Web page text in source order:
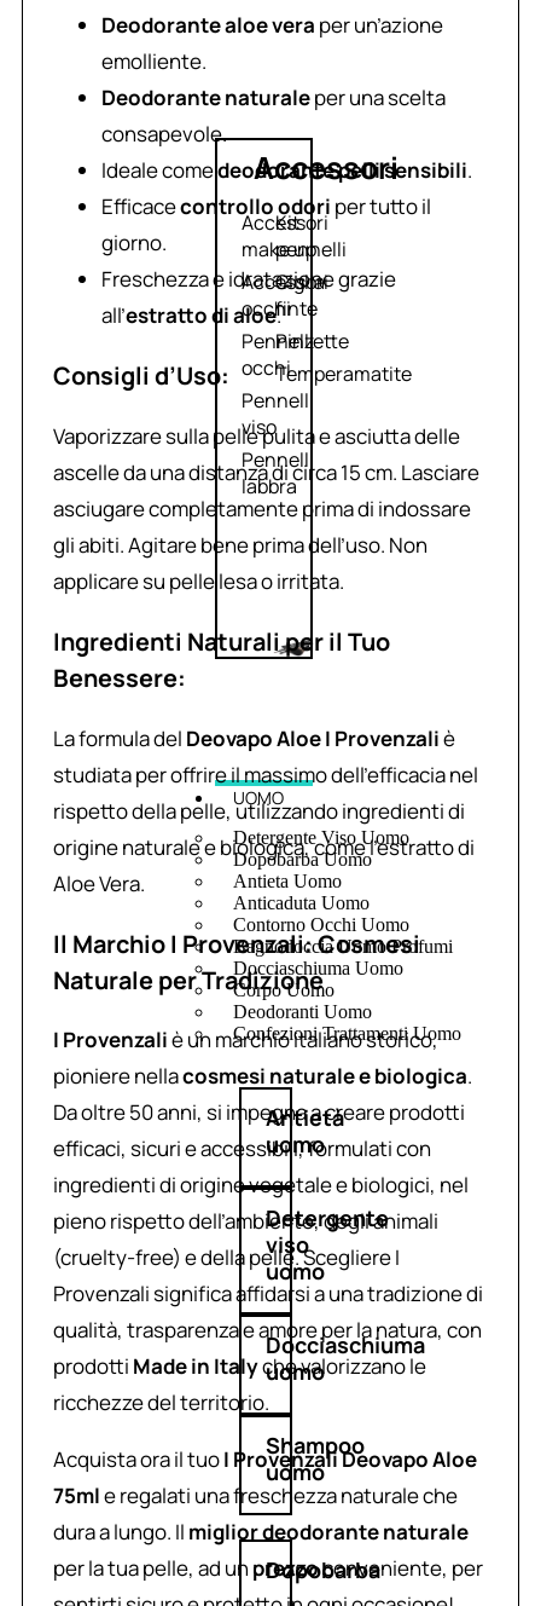
Accessori
Accessori
make up
Accessori
occhi
Pennelli
occhi
Pennelli
viso
Pennelli
labbra
Kit
pennelli
Ciglia
finte
Pinzette
Temperamatite
UOMO
Detergente Viso Uomo
Dopobarba Uomo
Antieta Uomo
Anticaduta Uomo
Contorno Occhi Uomo
Bagnodoccia Uomo Profumi
Docciaschiuma Uomo
Corpo Uomo
Deodoranti Uomo
Confezioni Trattamenti Uomo
Antietà
uomo
Detergente
viso
uomo
Docciaschiuma
uomo
Shampoo
uomo
Dopobarba
Deodorante aloe vera per un’azione
emolliente.
Deodorante naturaleper una scelta
consapevole.
Ideale comedeodorante pelli sensibili.
Efficacecontrollo odori per tutto il
giorno.
Freschezza e idratazione grazie
all’estratto di aloe.
Consigli d’Uso:
Vaporizzare sulla pelle pulita e asciutta delle
ascelle da una distanza di circa 15 cm. Lasciare
asciugare completamente prima di indossare
gli abiti. Agitare bene prima dell’uso. Non
applicare su pelle lesa o irritata.
Ingredienti Naturali per il Tuo
Benessere:
La formula del Deovapo Aloe I Provenzaliè
studiata per offrire il massimo dell’efficacia nel
rispetto della pelle, utilizzando ingredienti di
origine naturale e biologica, come l’estratto di
Aloe Vera.
Il Marchio I Provenzali: Cosmesi
Naturale per Tradizione
I Provenzaliè un marchio italiano storico,
pioniere nellacosmesi naturale e biologica.
Da oltre 50 anni, si impegna a creare prodotti
efficaci, sicuri e accessibili, formulati con
ingredienti di origine vegetale e biologici, nel
pieno rispetto dell’ambiente, degli animali
(cruelty-free) e della pelle. Scegliere I
Provenzali significa affidarsi a una tradizione di
qualità, trasparenza e amore per la natura, con
prodotti Made in Italyche valorizzano le
ricchezze del territorio.
Acquista ora il tuoI Provenzali Deovapo Aloe
75mle regalati una freschezza naturale che
dura a lungo. Il miglior deodorante naturale
per la tua pelle, ad un prezzoconveniente, per